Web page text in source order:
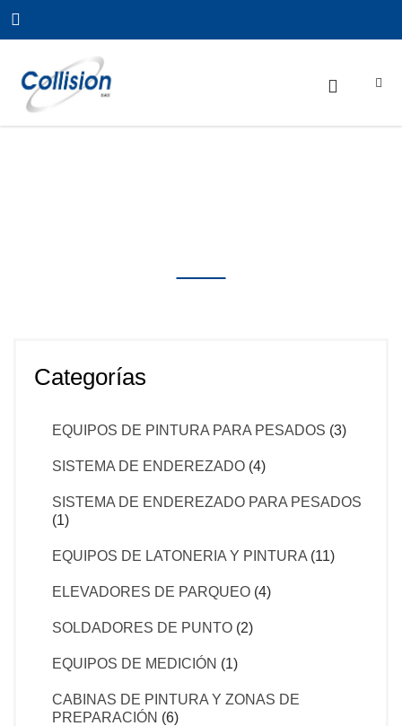
Categorías
EQUIPOS DE PINTURA PARA PESADOS (3)
SISTEMA DE ENDEREZADO (4)
SISTEMA DE ENDEREZADO PARA PESADOS
(1)
EQUIPOS DE LATONERIA Y PINTURA (11)
ELEVADORES DE PARQUEO (4)
SOLDADORES DE PUNTO (2)
EQUIPOS DE MEDICIÓN (1)
CABINAS DE PINTURA Y ZONAS DE
PREPARACIÓN (6)